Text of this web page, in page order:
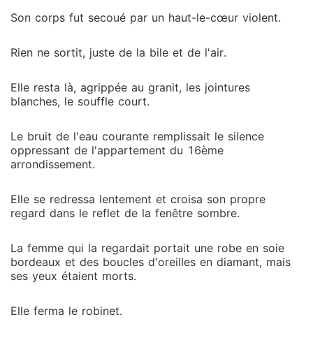
Son corps fut secoué par un haut-le-cœur violent.
Rien ne sortit, juste de la bile et de l'air.
Elle resta là, agrippée au granit, les jointures
blanches, le souffle court.
Le bruit de l'eau courante remplissait le silence
oppressant de l'appartement du 16ème
arrondissement.
Elle se redressa lentement et croisa son propre
regard dans le reflet de la fenêtre sombre.
La femme qui la regardait portait une robe en soie
bordeaux et des boucles d'oreilles en diamant, mais
ses yeux étaient morts.
Elle ferma le robinet.